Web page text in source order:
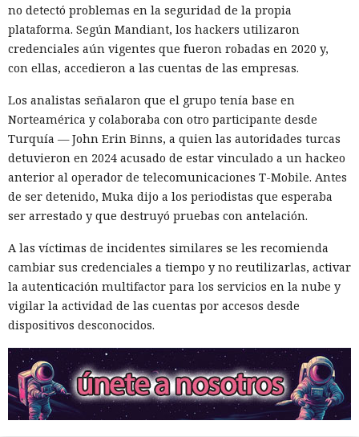
no detectó problemas en la seguridad de la propia
plataforma. Según Mandiant, los hackers utilizaron
credenciales aún vigentes que fueron robadas en 2020 y,
con ellas, accedieron a las cuentas de las empresas.
Los analistas señalaron que el grupo tenía base en
Norteamérica y colaboraba con otro participante desde
Turquía — John Erin Binns, a quien las autoridades turcas
detuvieron en 2024 acusado de estar vinculado a un hackeo
anterior al operador de telecomunicaciones T-Mobile. Antes
de ser detenido, Muka dijo a los periodistas que esperaba
ser arrestado y que destruyó pruebas con antelación.
A las víctimas de incidentes similares se les recomienda
cambiar sus credenciales a tiempo y no reutilizarlas, activar
la autenticación multifactor para los servicios en la nube y
vigilar la actividad de las cuentas por accesos desde
dispositivos desconocidos.
La inteligencia artificial generativa rara vez convierte a los
animales parlantes en cuentos infantiles en personajes
modelos lingüísticos mostró que solo el 2% de los
protagonistas recibieron género femenino. El 41% de los
personajes resultaron masculinos, y en el 57% restante los
modelos los dejaron sin indicar el sexo o los marcaron como
neutrales.
El estudio fue realizado por especialistas de la Universidad
de 2026 en la conferencia de ACM sobre equidad,
responsabilidad y transparencia en Montreal.
El trabajo continuó un proyecto previo dedicado al género
de los animales en libros infantiles populares. Entonces los
mayoría de los animales que aparecen con frecuencia eran
representados como personajes masculinos. La excepción
fueron los gatos, los patos y las aves, entre los cuales las
imágenes femeninas aparecían algo más a menudo.